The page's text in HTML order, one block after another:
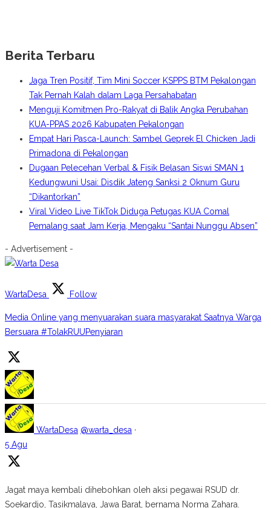
Berita Terbaru
Jaga Tren Positif, Tim Mini Soccer KSPPS BTM Pekalongan
Tak Pernah Kalah dalam Laga Persahabatan
Menguji Komitmen Pro-Rakyat di Balik Angka Perubahan
KUA-PPAS 2026 Kabupaten Pekalongan
Empat Hari Pasca-Launch: Sambel Geprek El Chicken Jadi
Primadona di Pekalongan
Dugaan Pelecehan Verbal & Fisik Belasan Siswi SMAN 1
Kedungwuni Usai: Disdik Jateng Sanksi 2 Oknum Guru
“Dikantorkan”
Viral Video Live TikTok Diduga Petugas KUA Comal
Pemalang saat Jam Kerja, Mengaku “Santai Nunggu Absen”
- Advertisement -
WartaDesa Follow
Media Online yang menyuarakan suara masyarakat Saatnya Warga
Bersuara #TolakRUUPenyiaran
WartaDesa @warta_desa ·
5 Agu
Jagat maya kembali dihebohkan oleh aksi pegawai RSUD dr.
Soekardjo, Tasikmalaya, Jawa Barat, bernama Norma Zahara.